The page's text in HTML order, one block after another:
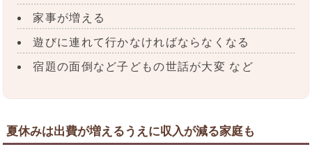
家事が増える
遊びに連れて行かなければならなくなる
宿題の面倒など子どもの世話が大変 など
夏休みは出費が増えるうえに収入が減る家庭も